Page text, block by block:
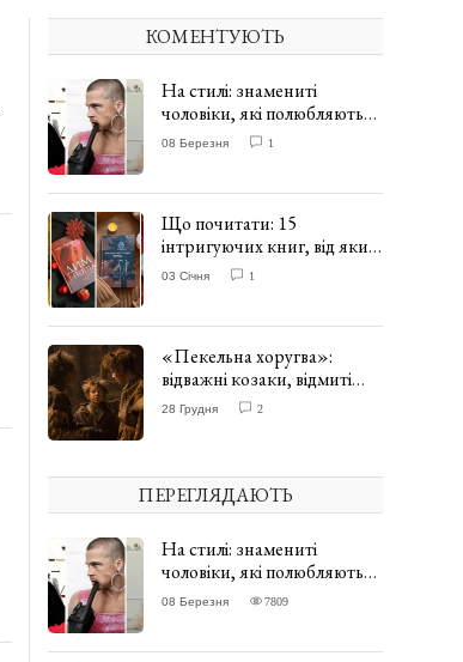
КОМЕНТУЮТЬ
На стилі: знамениті
чоловіки, які полюбляють
одягати сукні. ФОТО
08 Березня 1
Що почитати: 15
інтригуючих книг, від яких
важко відірватись. ФОТО
03 Січня 1
«Пекельна хоругва»:
відважні козаки, відмиті
чорти та відчайдушний
28 Грудня 2
ПЕРЕГЛЯДАЮТЬ
На стилі: знамениті
чоловіки, які полюбляють
одягати сукні. ФОТО
08 Березня 7809